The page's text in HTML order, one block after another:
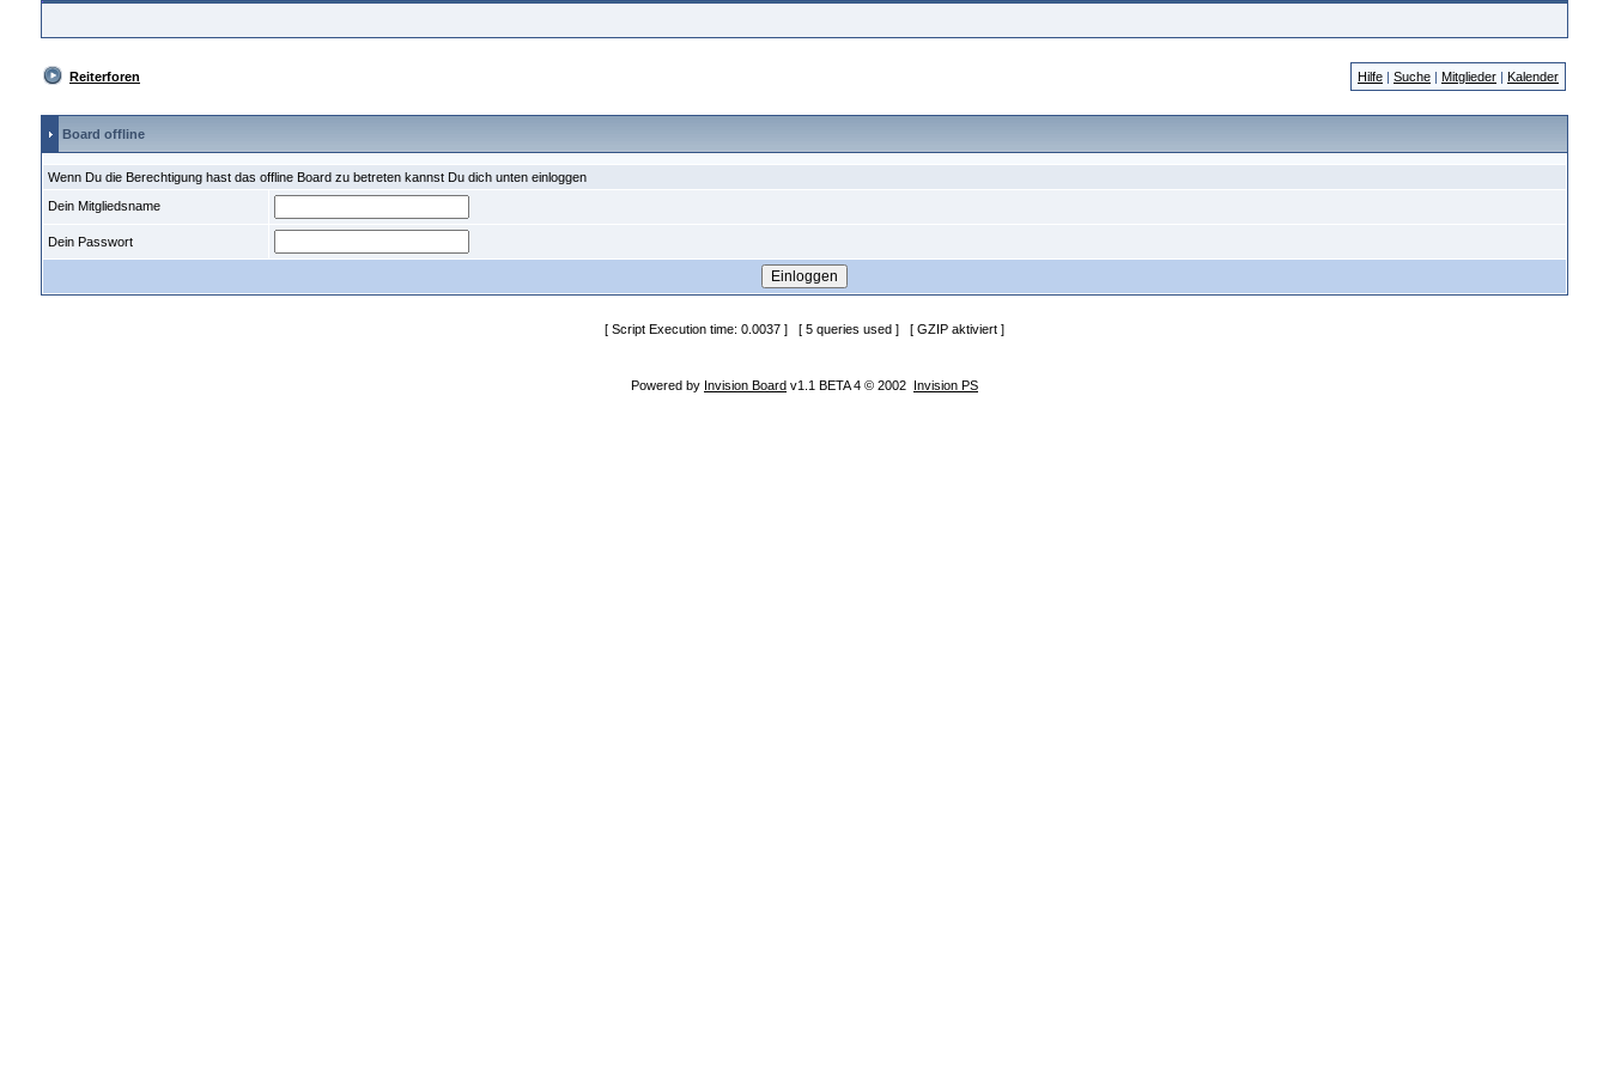
Reiterforen Hilfe | Suche | Mitglieder | Kalender
Board offline
Wenn Du die Berechtigung hast das offline Board zu betreten kannst Du dich unten einloggen
Dein Mitgliedsname
Dein Passwort
[ Script Execution time: 0.0037 ] [ 5 queries used ] [ GZIP aktiviert ]
Powered by Invision Board v1.1 BETA 4 © 2002 Invision PS